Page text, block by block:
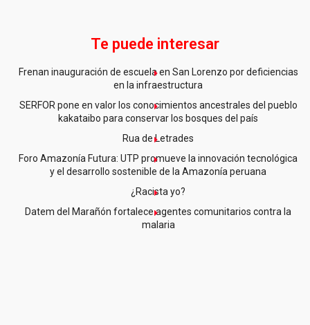
Te puede interesar
Frenan inauguración de escuela en San Lorenzo por deficiencias
en la infraestructura
SERFOR pone en valor los conocimientos ancestrales del pueblo
kakataibo para conservar los bosques del país
Rua de Letrades
Foro Amazonía Futura: UTP promueve la innovación tecnológica
y el desarrollo sostenible de la Amazonía peruana
¿Racista yo?
Datem del Marañón fortalece agentes comunitarios contra la
malaria